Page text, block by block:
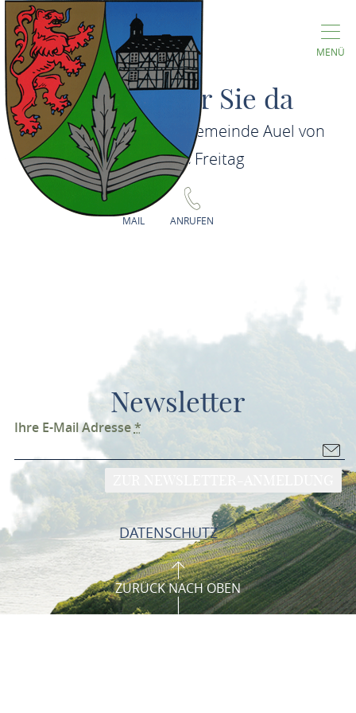
MENÜ
Wir sind für Sie da
Sie erreichen die Ortsgemeinde Auel von
Montag bis Freitag
MAIL ANRUFEN
Newsletter
Ihre E-Mail Adresse*
DATENSCHUTZ
ZURÜCK NACH OBEN